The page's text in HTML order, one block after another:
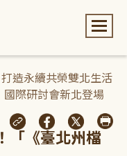
打造永續共榮雙北生活
際研討會新北登場
「《臺北州檔